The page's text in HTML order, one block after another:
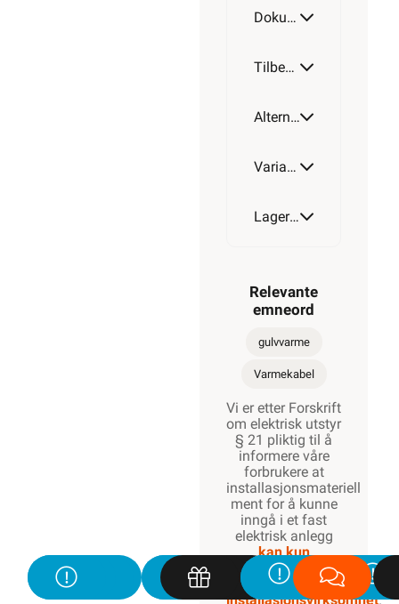
1700W
2100W
2600W
Dokumentasjon
Tilbehør
Alternative artikler
Varianter av artikkel
Lagerstatus
Relevante
emneord
gulvvarme
Varmekabel
Vi er etter Forskrift
om elektrisk utstyr
§ 21 pliktig til å
informere våre
forbrukere at
installasjonsmateriell
ment for å kunne
inngå i et fast
elektrisk anlegg
kan kun
installeres av en
registrert
installasjonsvirksomhet.